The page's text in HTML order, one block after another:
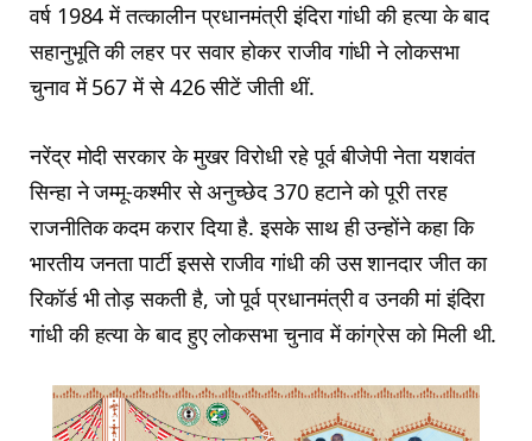
वर्ष 1984 में तत्कालीन प्रधानमंत्री इंदिरा गांधी की हत्या के बाद
सहानुभूति की लहर पर सवार होकर राजीव गांधी ने लोकसभा
चुनाव में 567 में से 426 सीटें जीती थीं.
नरेंद्र मोदी सरकार के मुखर विरोधी रहे पूर्व बीजेपी नेता यशवंत
सिन्हा ने जम्मू-कश्मीर से अनुच्छेद 370 हटाने को पूरी तरह
राजनीतिक कदम करार दिया है. इसके साथ ही उन्होंने कहा कि
भारतीय जनता पार्टी इससे राजीव गांधी की उस शानदार जीत का
रिकॉर्ड भी तोड़ सकती है, जो पूर्व प्रधानमंत्री व उनकी मां इंदिरा
गांधी की हत्या के बाद हुए लोकसभा चुनाव में कांग्रेस को मिली थी.